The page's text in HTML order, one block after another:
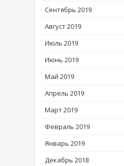
Сентябрь 2019
Август 2019
Июль 2019
Июнь 2019
Май 2019
Апрель 2019
Март 2019
Февраль 2019
Январь 2019
Декабрь 2018